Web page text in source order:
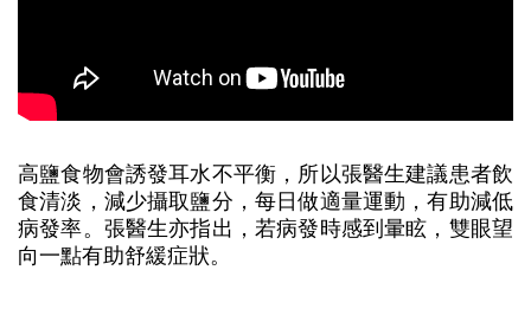
高鹽食物會誘發耳水不平衡，所以張醫生建議患者飲
食清淡，減少攝取鹽分，每日做適量運動，有助減低
病發率。張醫生亦指出，若病發時感到暈眩，雙眼望
向一點有助舒緩症狀。